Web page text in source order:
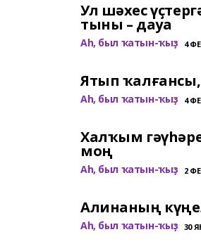
Ул шәхес
тыны – дауа
Аһ, был ҡатын-ҡыҙ 4
Ятып
Аһ, был ҡатын-ҡыҙ 4
Халҡым
моң
Аһ, был ҡатын-ҡыҙ 2
Алинаның
Аһ, был ҡатын-ҡыҙ 30